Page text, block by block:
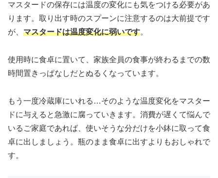
マスタードの保存には温度の変化にも気をつける必要があ
ります。取り出す時のスプーンに注意するのは大前提です
が、 マスタードは温度変化に弱いです。
使用時に食卓に置いて、家族全員の食事が終わるまでの数
時間置きっぱなしだとぬるくなっています。
もう一度冷蔵庫にいれる…そのような温度変化をマスター
ドに与えると急激に腐っていきます。消費が遅くて悩んで
いるご家庭であれば、使いそうな分だけを小鉢に取って食
卓に出しましょう。瓶のまま食卓に出すよりもおしゃれで
す。